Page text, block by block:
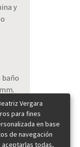
y
baño
Vergara
para fines
en base
de navegación
aceptarlas todas,